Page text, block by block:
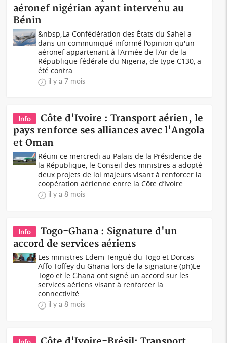
aéronef nigérian ayant intervenu au
Bénin
&nbsp;La Confédération des États du Sahel a
dans un communiqué informé l'opinion qu'un
aéronef appartenant à l'Armée de l'Air de la
République fédérale du Nigeria, de type C130, a
été contra...
il y a 7 mois
Info
Côte d'Ivoire : Transport aérien, le
pays renforce ses alliances avec l'Angola
et Oman
Réuni ce mercredi au Palais de la Présidence de
la République, le Conseil des ministres a adopté
deux projets de loi majeurs visant à renforcer la
coopération aérienne entre la Côte d’Ivoire...
il y a 8 mois
Info
Togo-Ghana : Signature d'un
accord de services aériens
Les ministres Edem Tengué du Togo et Dorcas
Affo-Toffey du Ghana lors de la signature (ph)Le
Togo et le Ghana ont signé un accord sur les
services aériens visant à renforcer la
connectivité...
il y a 8 mois